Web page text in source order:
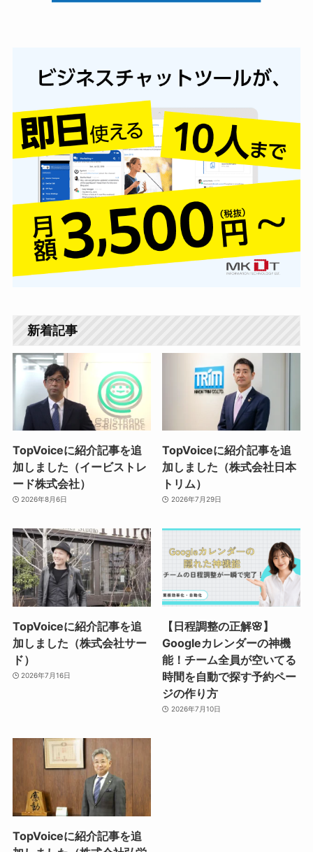
新着記事
TopVoiceに紹介記事を追
加しました（イービストレ
ード株式会社）
2026年8月6日
TopVoiceに紹介記事を追
加しました（株式会社日本
トリム）
2026年7月29日
TopVoiceに紹介記事を追
加しました（株式会社サー
ド）
2026年7月16日
【日程調整の正解🌸】
Googleカレンダーの神機
能！チーム全員が空いてる
時間を自動で探す予約ペー
ジの作り方
2026年7月10日
TopVoiceに紹介記事を追